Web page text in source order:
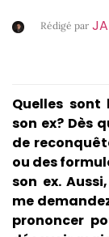
Rédigé par
Quelles
son ex? Dès
de
ou des
son ex.
me
prononcer